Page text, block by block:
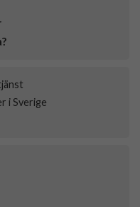
i Sverige